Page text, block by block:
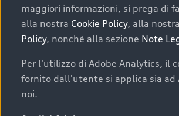
A8
maggiori informazioni, si prega di
alla nostra Cookie Policy, alla nostra
Policy, nonché alla sezione Note
Per l'utilizzo di Adobe Analytics, il
fornito dall'utente si applica sia ad
noi.